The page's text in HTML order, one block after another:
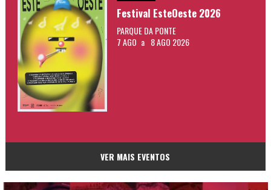
Festival EsteOeste 2026
PARQUE DA PONTE
7 AGO a 8 AGO 2026
VER MAIS EVENTOS